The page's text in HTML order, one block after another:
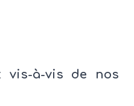
vis-à-vis de nos